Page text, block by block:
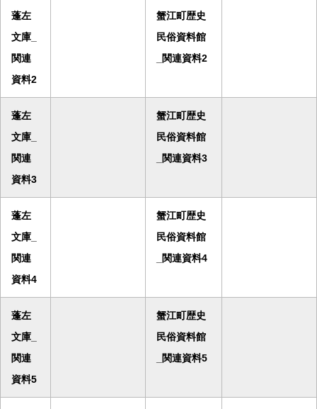
蓬左
文庫_
関連
資料2
蟹江町歴史
民俗資料館
_関連資料2
蓬左
文庫_
関連
資料3
蟹江町歴史
民俗資料館
_関連資料3
蓬左
文庫_
関連
資料4
蟹江町歴史
民俗資料館
_関連資料4
蓬左
文庫_
関連
資料5
蟹江町歴史
民俗資料館
_関連資料5